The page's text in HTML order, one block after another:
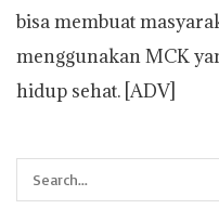
bisa membuat
menggunakan MCK
hidup sehat. [ADV]